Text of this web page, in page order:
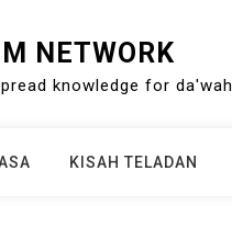
NETWORK
knowledge for da'wah
KISAH TELADAN